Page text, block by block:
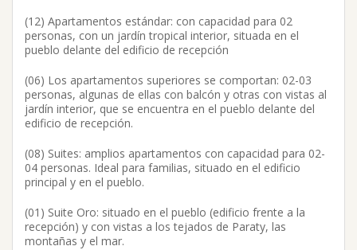
(12) Apartamentos estándar: con capacidad para 02
personas, con un jardín tropical interior, situada en el
pueblo delante del edificio de recepción
(06) Los apartamentos superiores se comportan: 02-03
personas, algunas de ellas con balcón y otras con vistas al
jardín interior, que se encuentra en el pueblo delante del
edificio de recepción.
(08) Suites: amplios apartamentos con capacidad para 02-
04 personas. Ideal para familias, situado en el edificio
principal y en el pueblo.
(01) Suite Oro: situado en el pueblo (edificio frente a la
recepción) y con vistas a los tejados de Paraty, las
montañas y el mar.